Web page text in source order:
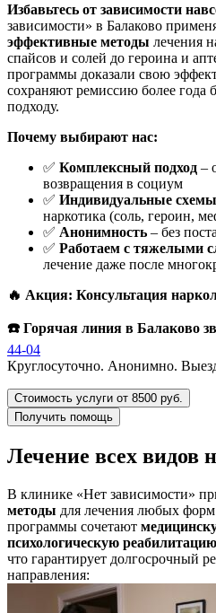
Избавьтесь от зависимости
зависимости» в Балаково
эффективные методы лечения
спайсов и солей до героина и
программы доказали свою
сохраняют ремиссию более года
подходу.
Почему выбирают нас:
✅ Комплексный подход –
возвращения в социум
✅ Индивидуальные схемы
наркотика (соль, героин,
✅ Анонимность – без
✅ Работаем с тяжелыми
лечение даже после
🔥 Акция: Консультация
☎️ Горячая линия в Балаково
44-04
Круглосуточно. Анонимно.
Стоимость услуги от 8500 руб.
Получить помощь
Лечение всех видов
В клинике «Нет зависимости»
методы для лечения любых
программы сочетают
психологическую
что гарантирует долгосрочный
направления: